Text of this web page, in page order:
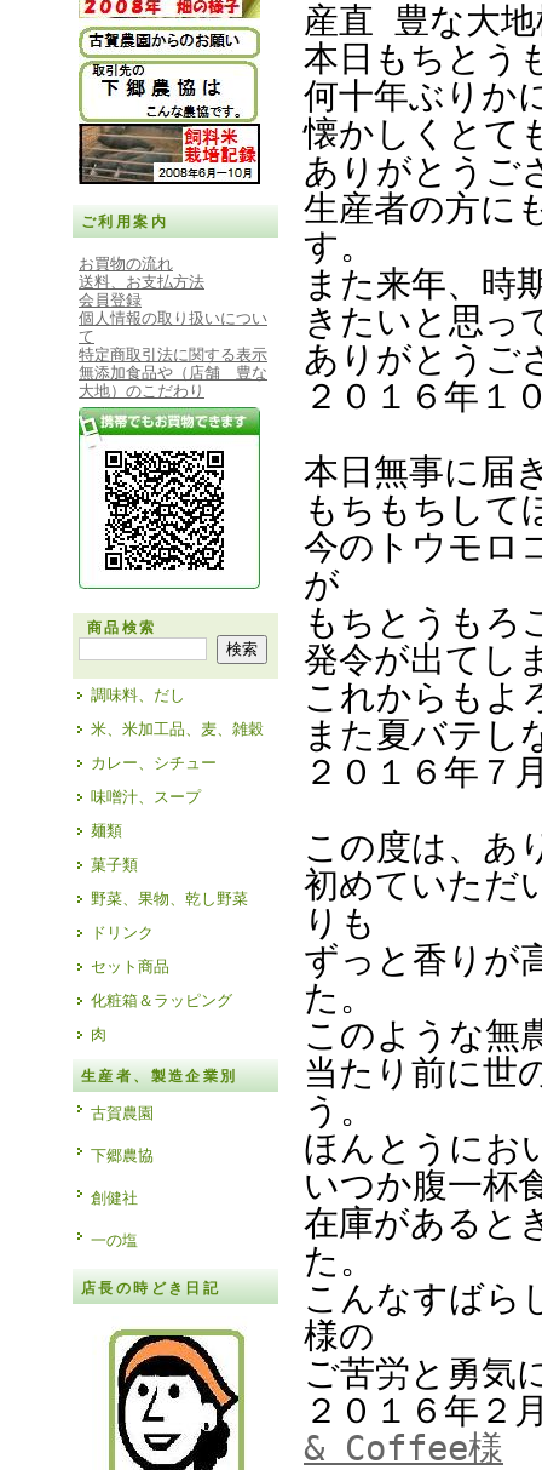
ご利用案内
お買物の流れ
送料、お支払方法
会員登録
個人情報の取り扱いについ
て
特定商取引法に関する表示
無添加食品や（店舗 豊な
大地）のこだわり
商品検索
調味料、だし
米、米加工品、麦、雑穀
カレー、シチュー
味噌汁、スープ
麺類
菓子類
野菜、果物、乾し野菜
ドリンク
セット商品
化粧箱＆ラッピング
肉
生産者、製造企業別
古賀農園
下郷農協
創健社
一の塩
店長の時どき日記
産直 豊な大
本日もちとう
何十年ぶりか
懐かしくとて
ありがとうご
生産者の方に
す。
また来年、時
きたいと思っ
ありがとうご
２０１６年
本日無事に届
もちもちして
今のトウモロ
が
もちとうもろ
発令が出てし
これからもよ
また夏バテし
２０１６年
この度は、あ
初めていただ
りも
ずっと香りが
た。
このような無
当たり前に世
う。
ほんとうにお
いつか腹一杯
在庫があると
た。
こんなすばら
様の
ご苦労と勇気
２０１６年
& Coffee様